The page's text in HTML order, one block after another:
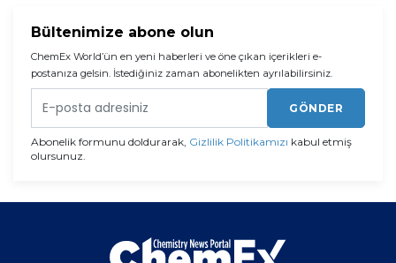
Bültenimize abone olun
ChemEx World’ün en yeni haberleri ve öne çıkan içerikleri e-
postanıza gelsin. İstediğiniz zaman abonelikten ayrılabilirsiniz.
GÖNDER
Abonelik formunu doldurarak, Gizlilik Politikamızı kabul etmiş
olursunuz.